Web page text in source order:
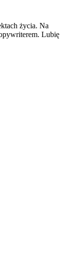
życia. Na
Lubię